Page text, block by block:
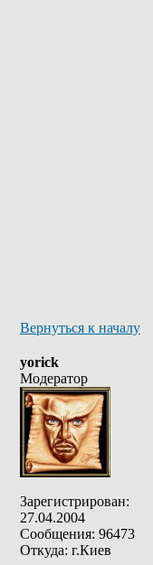
Вернуться к началу
yorick
Модератор
Зарегистрирован:
27.04.2004
Сообщения: 96473
Откуда: г.Киев